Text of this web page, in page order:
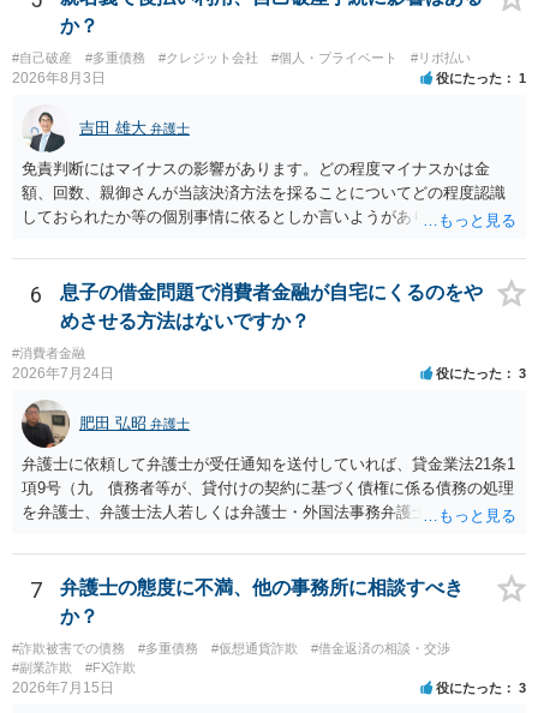
場でアドバイスを行うのも限界があるように思われますので、資料等
を持参のうえ個別に弁護士に相談されることをお勧めします。
か？
#自己破産 #多重債務 #クレジット会社 #個人・プライベート #リボ払い
2026年8月3日 役にたった 1
吉田 雄大 弁護士
免責判断にはマイナスの影響があります。どの程度マイナスかは金
額、回数、親御さんが当該決済方法を採ることについてどの程度認識
しておられたか等の個別事情に依るとしか言いようがありません。 と
なって相談し、善後策を考えることをお勧めします。
6
息子の借金問題で消費者金融が自宅にくるのをや
めさせる方法はないですか？
#消費者金融
2026年7月24日 役にたった 3
肥田 弘昭 弁護士
弁護士に依頼して弁護士が受任通知を送付していれば、貸金業法21条1
項9号（九 債務者等が、貸付けの契約に基づく債権に係る債務の処理
を弁護士、弁護士法人若しくは弁護士・外国法事務弁護士共同法人若
等」という。）に委託し、又はその処理のため必要な裁判所における
民事事件に関する手続をとり、弁護士等又は裁判所から書面によりそ
の旨の通知があつた場合において、正当な理由がないのに、債務者等
に対し、電話をかけ、電報を送達し、若しくはファクシミリ装置を用
いて送信し、又は訪問する方法により、当該債務を弁済することを要
求し、これに対し債務者等から直接要求しないよう求められたにもか
7
弁護士の態度に不満、他の事務所に相談すべき
か？
#詐欺被害での債務 #多重債務 #仮想通貨詐欺
#借金返済の相談・交渉
#副業詐欺
#FX詐欺
2026年7月15日 役にたった 3